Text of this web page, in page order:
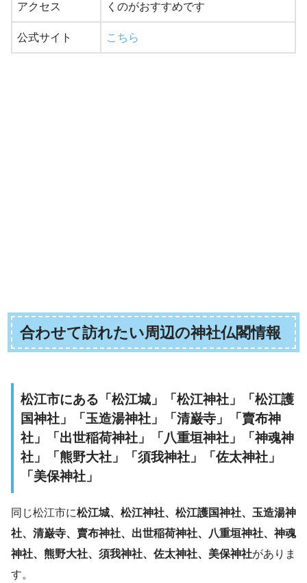
アクセス
くのがおすすめです
公式サイト こちら
合わせて訪れたい周辺の神社仏閣情報
松江市にある「松江城」「松江神社」「松江護
国神社」「玉造湯神社」「清巌寺」「賣布神
社」「出世稲荷神社」「八重垣神社」「神魂神
社」「熊野大社」「須我神社」「佐太神社」
「美保神社」
同じ松江市に松江城、松江神社、松江護国神社、玉造湯神
社、清巌寺、賣布神社、出世稲荷神社、八重垣神社、神魂
神社、熊野大社、須我神社、佐太神社、美保神社がありま
す。